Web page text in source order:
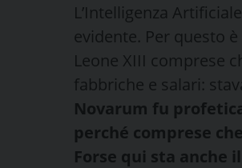
L’Intelligenza
evidente. Per questo
Leone XIII comprese
fabbriche e salari:
Novarum fu
perché comprese
Forse qui sta anche